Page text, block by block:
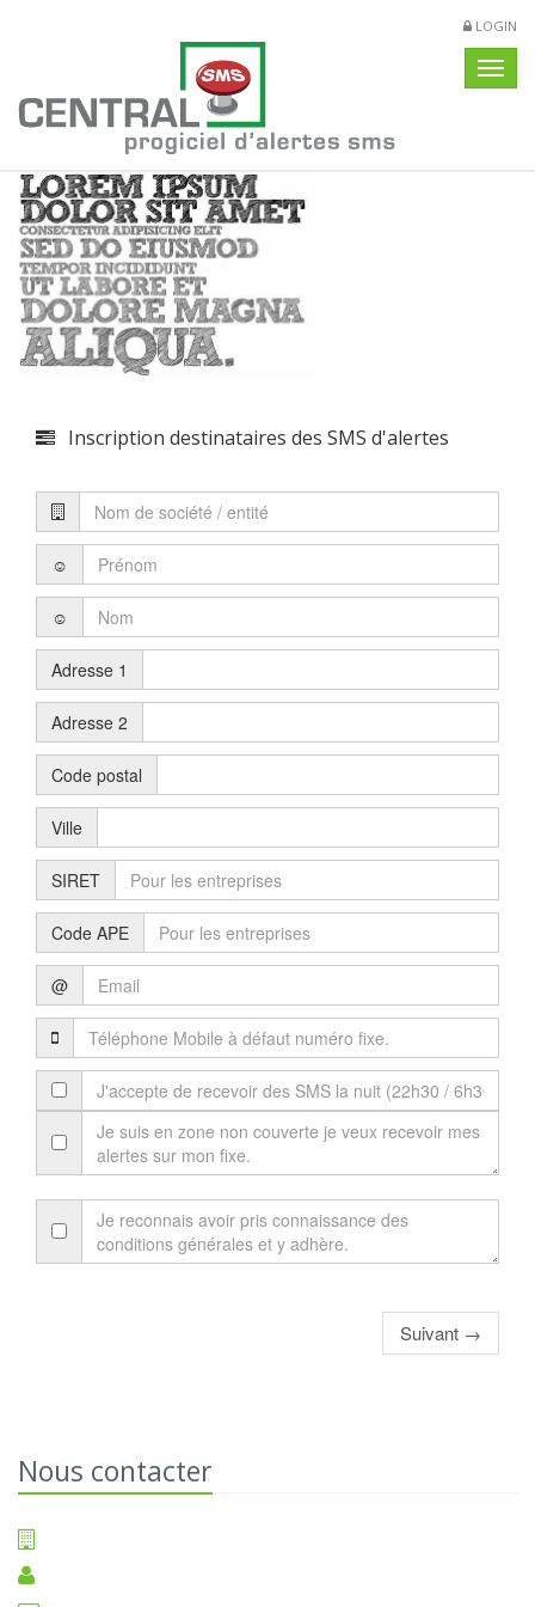
LOGIN
Inscription destinataires des SMS d'alertes
☺
☺
Adresse 1
Adresse 2
Code postal
Ville
SIRET
Code APE
@
Suivant →
Nous contacter